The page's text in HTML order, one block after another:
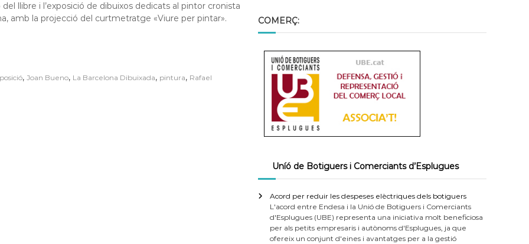
llibre i l’exposició de dibuixos dedicats al pintor cronista
amb la projecció del curtmetratge «Viure per pintar».
, Joan Bueno, La Barcelona Dibuixada, pintura, Rafael
COMERÇ:
Uníó de Botiguers i Comerciants d’Esplugues
Acord per reduir les despeses elèctriques dels botiguers
L'acord entre Endesa i la Unió de Botiguers i Comerciants
d'Esplugues (UBE) representa una iniciativa molt beneficiosa
per als petits empresaris i autònoms d'Esplugues, ja que
ofereix un conjunt d'eines i avantatges per a la gestió